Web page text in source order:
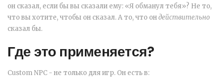
он сказал, если бы вы сказали ему: «Я обманул тебя»? Не то,
что вы хотите, чтобы он сказал. А то, что ондействительно
сказал бы.
Где это применяется?
Custom NPC - не только для игр. Он есть в: